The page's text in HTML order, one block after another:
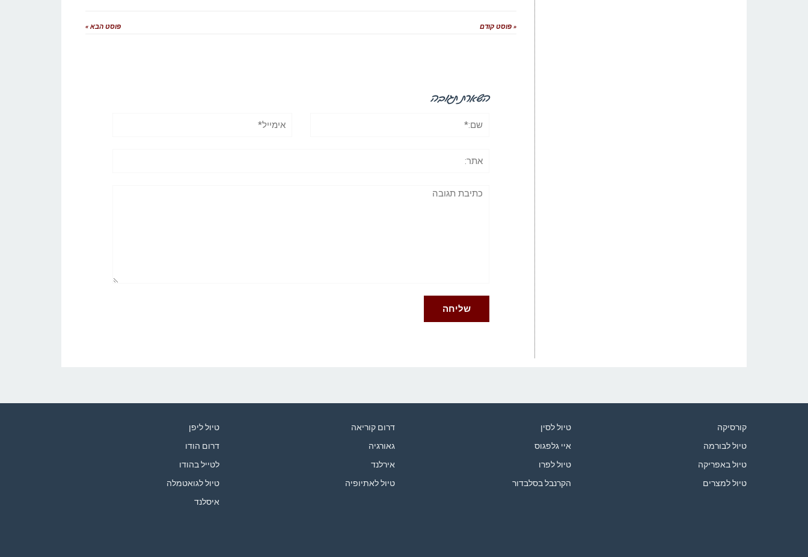
« פוסט קודם פוסט הבא »
השארת תגובה
תגובה
קורסיקה
טיול לבורמה
טיול באפריקה
טיול למצרים
טיול לסין
איי גלפגוס
טיול לפרו
הקרנבל בסלבדור
דרום קוריאה
גאורגיה
אירלנד
טיול לאתיופיה
טיול ליפן
דרום הודו
לטייל בהודו
טיול לגואטמלה
איסלנד